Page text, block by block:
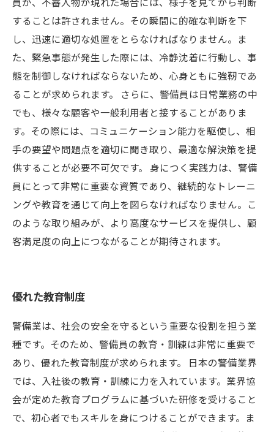
することは許されません。その瞬間に的確な判断を下
し、迅速に適切な処置をとらなければなりません。ま
た、緊急事態が発生した際には、冷静沈着に行動し、事
態を制御しなければならないため、心身ともに強靭であ
ることが求められます。 さらに、警備員は日常業務の中
でも、様々な顧客や一般利用者と接することがありま
す。その際には、コミュニケーション能力を駆使し、相
手の要望や問題点を適切に聞き取り、最適な解決策を提
供することが必要不可欠です。 身につく実践力は、警備
員にとって非常に重要な資質であり、継続的なトレーニ
ングや教育を通じて向上を図らなければなりません。こ
のような取り組みが、より高度なサービスを提供し、顧
客満足度の向上につながることが期待されます。
優れた教育制度
警備業は、社会の安全を守るという重要な役割を担う業
種です。そのため、警備員の教育・訓練は非常に重要で
あり、優れた教育制度が求められます。 日本の警備業界
では、入社後の教育・訓練に力を入れています。業界協
会が定めた教育プログラムに基づいた研修を受けること
で、初心者でもスキルを身につけることができます。ま